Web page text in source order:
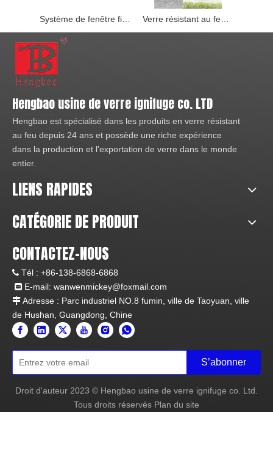
Hengbao usine de verre ignifuge co. LTD
Hengbao est spécialisé dans les produits en verre résistant
au feu depuis 24 ans et possède une riche expérience
dans la production et l'exportation de verre dans le monde
entier.
LIENS RAPIDES
CATÉGORIE DE PRODUIT
CONTACTEZ-NOUS
 Tél : +86-138-6868-6868
 E-mail: wanwenmickey@foxmail.com
 Adresse : Parc industriel NO.8 fumin, ville de Taoyuan, ville
de Hushan, Guangdong, Chine
S’abonner
Droit d'auteur 2023 © Hengbao usine de verre ignifuge co. Ltd.
Tous droits réservés Plan du site